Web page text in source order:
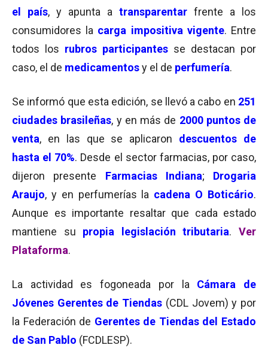
el país, y apunta a transparentar frente a los
consumidores la carga impositiva vigente. Entre
todos los rubros participantes se destacan por
caso, el de medicamentosy el de perfumería.
Se informó que esta edición, se llevó a cabo en 251
ciudades brasileñas, y en más de 2000 puntos de
venta, en las que se aplicaron descuentos de
hasta el 70%. Desde el sector farmacias, por caso,
dijeron presente Farmacias Indiana; Drogaria
Araujo, y en perfumerías la cadena O Boticário.
Aunque es importante resaltar que cada estado
mantiene su propia legislación tributaria.Ver
Plataforma.
La actividad es fogoneada por la Cámara de
Jóvenes Gerentes de Tiendas (CDL Jovem) y por
la Federación de Gerentes de Tiendas del Estado
de San Pablo (FCDLESP).